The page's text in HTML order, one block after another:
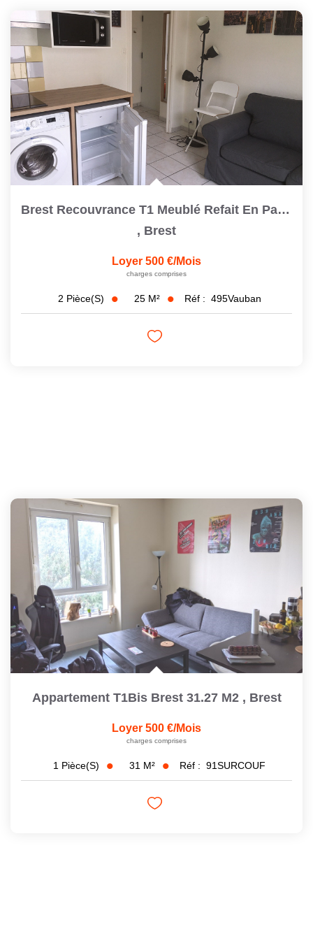
Brest Recouvrance T1 Meublé Refait En Parfait État
, Brest
Loyer 500 €/mois
charges comprises
2 Pièce(s) 25 M² Réf : 495Vauban
Appartement T1Bis Brest 31.27 M2 , Brest
Loyer 500 €/mois
charges comprises
1 Pièce(s) 31 M² Réf : 91SURCOUF